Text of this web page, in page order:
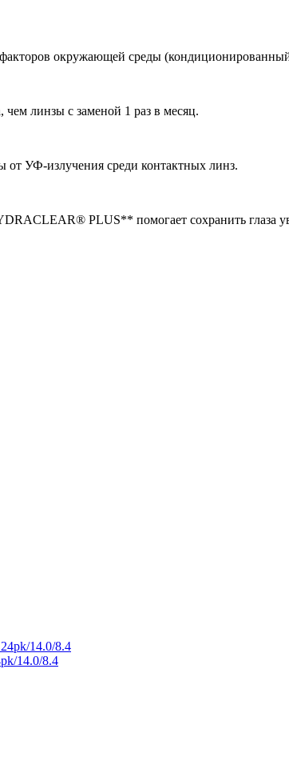
окружающей среды
чем линзы с заменой 1 раз в месяц.
УФ-излучения среди контактных линз.
PLUS** помогает сохранить глаза
14.0/8.4